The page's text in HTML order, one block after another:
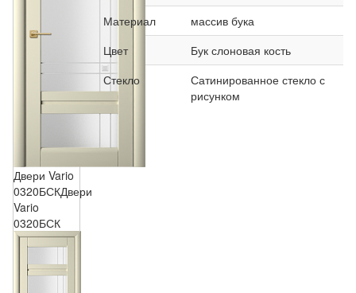
Двери Vario
0320БСКДвери
Vario
0320БСК
Материал
массив бука
Цвет
Бук слоновая кость
Стекло
Сатинированное стекло с
рисунком